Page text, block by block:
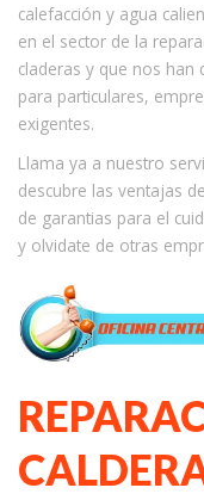
calefacción y agua
en el sector de la
claderas y que nos han
para particulares,
exigentes.
Llama ya a nuestro
descubre las ventajas
de garantias para el
y olvidate de otras